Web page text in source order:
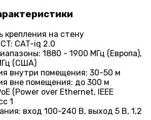
крепления на стену
CAT-iq 2.0
1880 - 1900 МГц (Европа),
(США)
внутри помещения: 30-50 м
вне помещения: до 300 м
(Power over Ethernet, IEEE
1
вход 100-240 В, выход 5 В, 1,2